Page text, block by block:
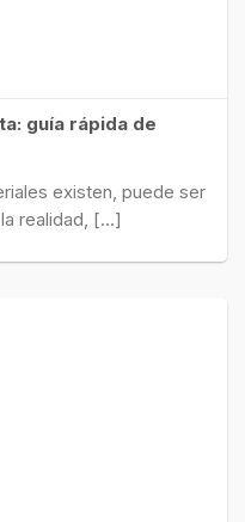
guía rápida de
existen, puede ser
realidad, [...]